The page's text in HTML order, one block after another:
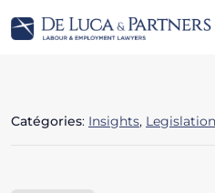
Catégories: Insights, Legislation